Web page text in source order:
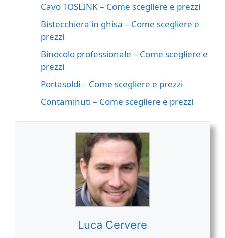
Cavo TOSLINK – Come scegliere e prezzi
Bistecchiera in ghisa – Come scegliere e
prezzi
Binocolo professionale – Come scegliere e
prezzi
Portasoldi – Come scegliere e prezzi
Contaminuti – Come scegliere e prezzi
Luca Cervere